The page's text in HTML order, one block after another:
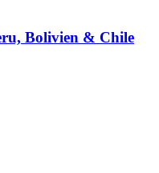
Bolivien & Chile